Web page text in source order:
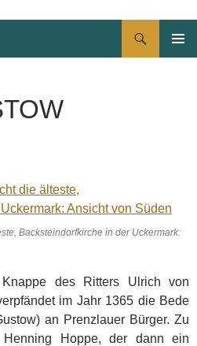
Backsteindorfkirche in der Uckermark:
des Ritters Ulrich von
im Jahr 1365 die Bede
an Prenzlauer Bürger. Zu
Hoppe, der dann ein